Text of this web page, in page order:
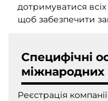
дотримуватися
щоб забезпечити
Специфічні
міжнародних
Реєстрація